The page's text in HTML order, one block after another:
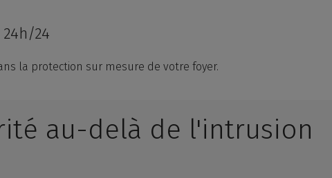
24
la protection sur mesure de votre foyer.
au-delà de l'intrusion